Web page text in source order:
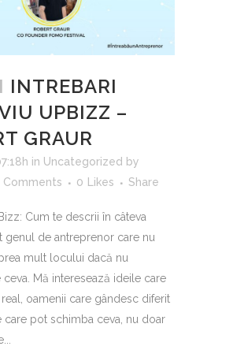
INTREBARI
UPBIZZ –
GRAUR
in Uncategorized by
Comments 0 Likes Share
Cum te descrii în câteva
genul de antreprenor care nu
mult locului dacă nu
ceva. Mă interesează ideile care
oamenii care gândesc diferit
care pot schimba ceva, nu doar